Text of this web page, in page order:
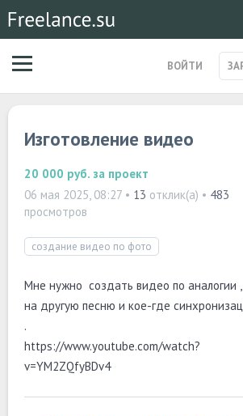
ВОЙТИ
МАГАЗИН УСЛУГ
СТАРТАПЫ
ПОСТЫ
Изготовление видео
20 000 руб. за проект
06 мая 2025, 08:27 • 13 отклик(а) • 483
просмотров
создание видео по фото
Мне нужно создать видео по аналогии ,
на другую песню и кое-где
.
https://www.youtube.com/watch?
v=YM2ZQfyBDv4